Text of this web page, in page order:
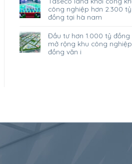
công nghiệp hơn 2.300 tỷ
đồng tại hà nam
đầu tư hơn 1.000 tỷ đồng
mở rộng khu công nghiệp
đồng văn i